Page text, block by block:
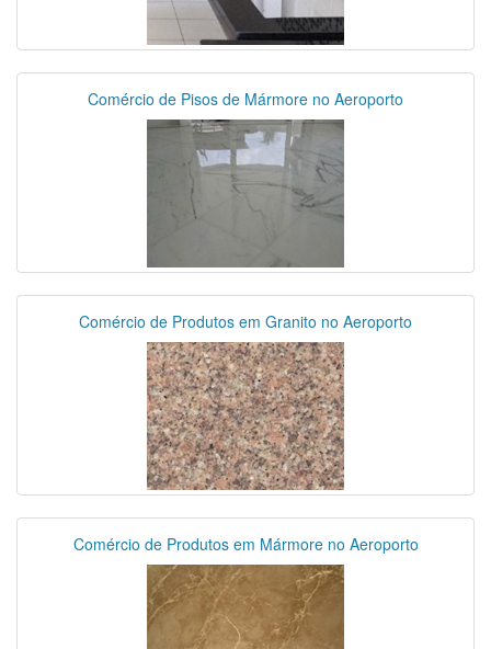
Comércio de Pisos de Mármore no Aeroporto
Comércio de Produtos em Granito no Aeroporto
Comércio de Produtos em Mármore no Aeroporto